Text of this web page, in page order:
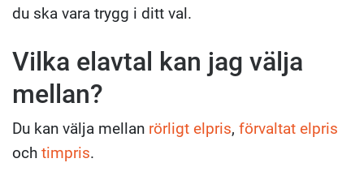
du ska vara trygg i ditt val.
Vilka elavtal kan jag välja
mellan?
Du kan välja mellan rörligt elpris, förvaltat elpris
och timpris.